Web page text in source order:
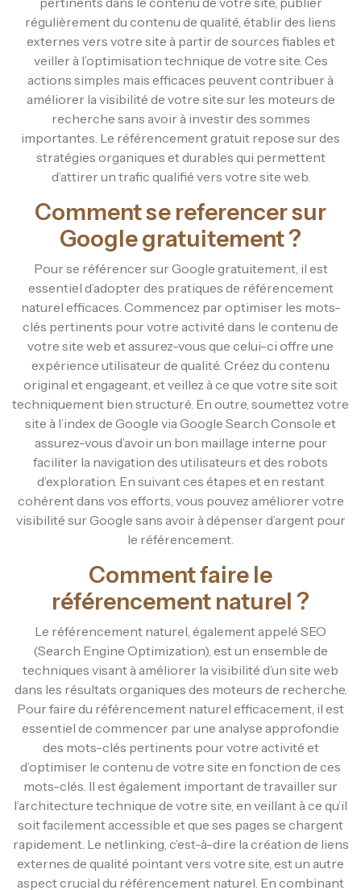
régulièrement du contenu de qualité, établir des liens
externes vers votre site à partir de sources fiables et
veiller à l’optimisation technique de votre site. Ces
actions simples mais efficaces peuvent contribuer à
améliorer la visibilité de votre site sur les moteurs de
recherche sans avoir à investir des sommes
importantes. Le référencement gratuit repose sur des
stratégies organiques et durables qui permettent
d’attirer un trafic qualifié vers votre site web.
Comment se referencer sur
Google gratuitement ?
Pour se référencer sur Google gratuitement, il est
essentiel d’adopter des pratiques de référencement
naturel efficaces. Commencez par optimiser les mots-
clés pertinents pour votre activité dans le contenu de
votre site web et assurez-vous que celui-ci offre une
expérience utilisateur de qualité. Créez du contenu
original et engageant, et veillez à ce que votre site soit
techniquement bien structuré. En outre, soumettez votre
site à l’index de Google via Google Search Console et
assurez-vous d’avoir un bon maillage interne pour
faciliter la navigation des utilisateurs et des robots
d’exploration. En suivant ces étapes et en restant
cohérent dans vos efforts, vous pouvez améliorer votre
visibilité sur Google sans avoir à dépenser d’argent pour
le référencement.
Comment faire le
référencement naturel ?
Le référencement naturel, également appelé SEO
(Search Engine Optimization), est un ensemble de
techniques visant à améliorer la visibilité d’un site web
dans les résultats organiques des moteurs de recherche.
Pour faire du référencement naturel efficacement, il est
essentiel de commencer par une analyse approfondie
des mots-clés pertinents pour votre activité et
d’optimiser le contenu de votre site en fonction de ces
mots-clés. Il est également important de travailler sur
l’architecture technique de votre site, en veillant à ce qu’il
soit facilement accessible et que ses pages se chargent
rapidement. Le netlinking, c’est-à-dire la création de liens
externes de qualité pointant vers votre site, est un autre
aspect crucial du référencement naturel. En combinant